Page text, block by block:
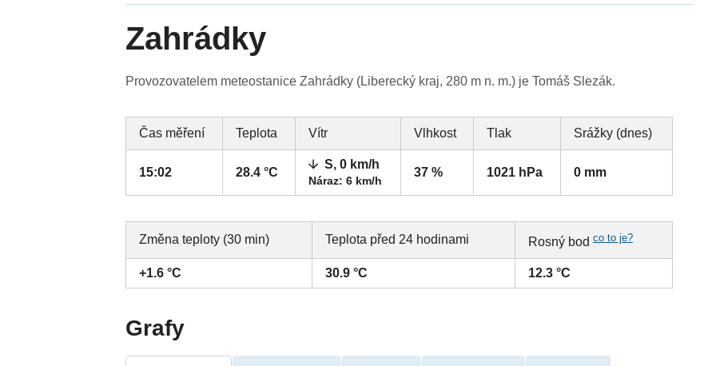
Zahrádky
Provozovatelem meteostanice Zahrádky (Liberecký kraj, 280 m n. m.) je Tomáš Slezák.
Čas měření Teplota Vítr Vlhkost Tlak Srážky (dnes)
15:02 28.4 °C
S, 0 km/h
Náraz: 6 km/h
37 % 1021 hPa 0 mm
Změna teploty (30 min) Teplota před 24 hodinami Rosný bodco to je?
+1.6 °C 30.9 °C 12.3 °C
Grafy